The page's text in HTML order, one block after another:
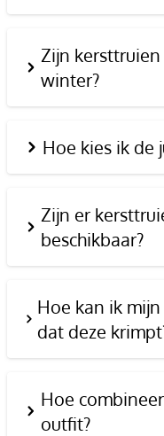
Zijn
winter?
Hoe kies ik de
Zijn er
beschikbaar?
Hoe kan ik
dat deze
Hoe
outfit?